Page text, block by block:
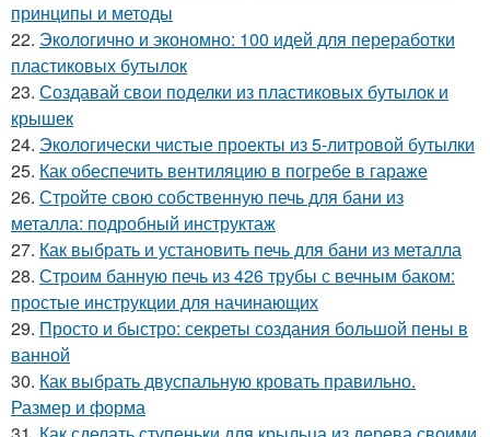
принципы и методы
22. Экологично и экономно: 100 идей для переработки
пластиковых бутылок
23. Создавай свои поделки из пластиковых бутылок и
крышек
24. Экологически чистые проекты из 5-литровой бутылки
25. Как обеспечить вентиляцию в погребе в гараже
26. Стройте свою собственную печь для бани из
металла: подробный инструктаж
27. Как выбрать и установить печь для бани из металла
28. Строим банную печь из 426 трубы с вечным баком:
простые инструкции для начинающих
29. Просто и быстро: секреты создания большой пены в
ванной
30. Как выбрать двуспальную кровать правильно.
Размер и форма